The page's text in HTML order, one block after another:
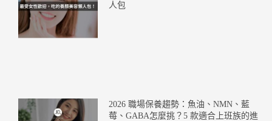
人包
2026 職場保養趨勢：魚油、NMN、藍
莓、GABA怎麼挑？5 款適合上班族的進